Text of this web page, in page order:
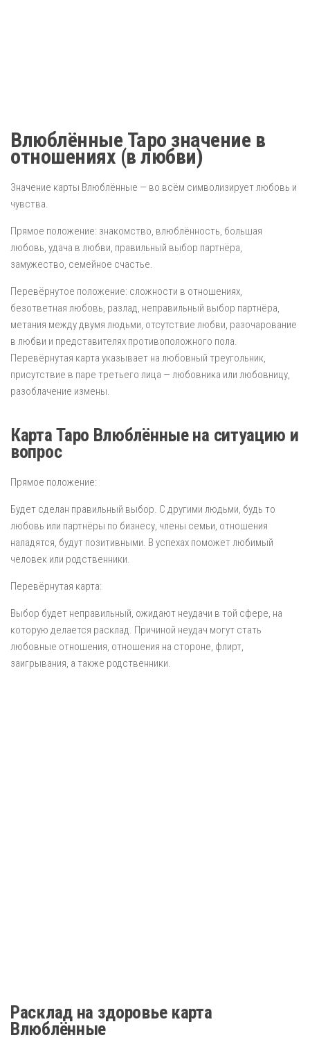
Влюблённые Таро значение в
отношениях (в любви)
Значение карты Влюблённые — во всём символизирует любовь и
чувства.
Прямое положение: знакомство, влюблённость, большая
любовь, удача в любви, правильный выбор партнёра,
замужество, семейное счастье.
Перевёрнутое положение: сложности в отношениях,
безответная любовь, разлад, неправильный выбор партнёра,
метания между двумя людьми, отсутствие любви, разочарование
в любви и представителях противоположного пола.
Перевёрнутая карта указывает на любовный треугольник,
присутствие в паре третьего лица — любовника или любовницу,
разоблачение измены.
Карта Таро Влюблённые на ситуацию и
вопрос
Прямое положение:
Будет сделан правильный выбор. С другими людьми, будь то
любовь или партнёры по бизнесу, члены семьи, отношения
наладятся, будут позитивными. В успехах поможет любимый
человек или родственники.
Перевёрнутая карта:
Выбор будет неправильный, ожидают неудачи в той сфере, на
которую делается расклад. Причиной неудач могут стать
любовные отношения, отношения на стороне, флирт,
заигрывания, а также родственники.
Расклад на здоровье карта
Влюблённые